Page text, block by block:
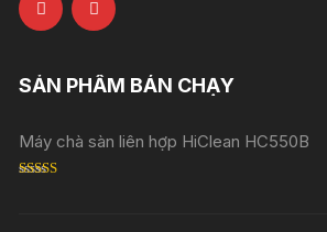
SẢN PHẨM BÁN CHẠY
Máy chà sàn liên hợp HiClean HC550B